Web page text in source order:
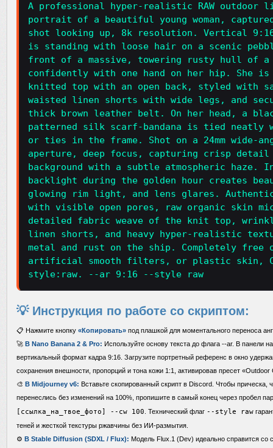
A professional hyper-realistic RAW
portrait of a beautiful young woman,
shot looking up, 8k resolution. Vertical
is standing with loose hair on a scenic
front of a massive, towering rusty hull of a
confidently with one hand on her hip. She
knitted top with an open back, styled with
waisted linen shorts with wide legs, and
thick brown leather belt. On her head, a
patterned silk scarf-bandana is tied neatly
or ties in the frame. Shot on a 24mm wide-
aperture, deep focus, capturing crisp detail
background with a subtle atmospheric haze.
backlight during the golden hour creates
glowing rim light, and lens glares.
with visible open pores, raw organic skin
detailed fabric weave of the knit top,
linen shorts, and heavy hyper-realistic
metal and rust on the ship. Completely free
artificial smooth filters, or plastic skin,
style:raw. --ar 9:16 --style raw
💡 Инструкция по работе со скриптом:
📋 Нажмите кнопку «Копировать» под плашкой для моментального переноса
🚀 В Nano Banana 2 & Pro: Используйте основу текста до флага --ar. В панели
вертикальный формат кадра 9:16. Загрузите портретный референс в окно
сохранения внешности, пропорций и тона кожи 1:1, активировав пресет
🎨 В Midjourney v6: Вставьте скопированный скрипт в Discord. Чтобы прическа,
перенеслись без изменений на 100%, пропишите в самый конец через пробел
[ссылка_на_твое_фото] --cw 100 . Технический флаг --style raw
теней и жесткой текстуры ржавчины без ИИ-размытия.
⚙️ В Stable Diffusion (SDXL / Flux): Модель Flux.1 (Dev) идеально справится